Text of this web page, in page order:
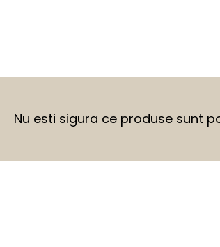
Nu esti sigura ce produse sunt